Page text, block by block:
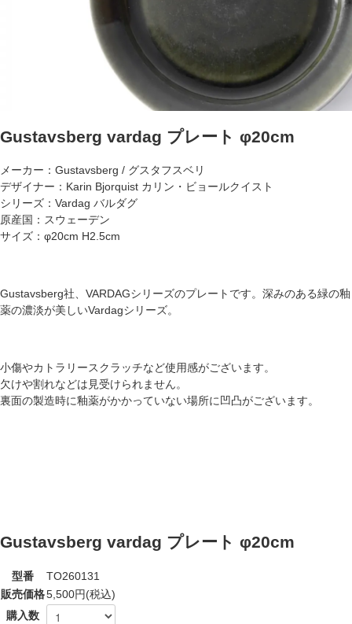
Gustavsberg vardag プレート φ20cm
メーカー：Gustavsberg / グスタフスベリ
デザイナー：Karin Bjorquist カリン・ビョールクイスト
シリーズ：Vardag バルダグ
原産国：スウェーデン
サイズ：φ20cm H2.5cm
Gustavsberg社、VARDAGシリーズのプレートです。深みのある緑の釉
薬の濃淡が美しいVardagシリーズ。
小傷やカトラリースクラッチなど使用感がございます。
欠けや割れなどは見受けられません。
裏面の製造時に釉薬がかかっていない場所に凹凸がございます。
Gustavsberg vardag プレート φ20cm
型番
TO260131
販売価格5,500円(税込)
購入数